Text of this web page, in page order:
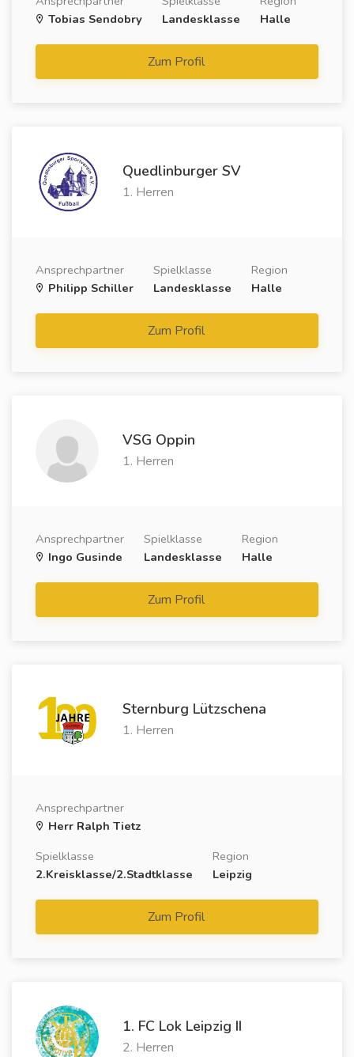
Tobias Sendobry
Landesklasse
Halle
Zum Profil
Quedlinburger SV
1. Herren
Ansprechpartner
Philipp Schiller
Spielklasse
Landesklasse
Region
Halle
Zum Profil
VSG Oppin
1. Herren
Ansprechpartner
Ingo Gusinde
Spielklasse
Landesklasse
Region
Halle
Zum Profil
Sternburg Lützschena
1. Herren
Ansprechpartner
Herr Ralph Tietz
Spielklasse
2.Kreisklasse/2.Stadtklasse
Region
Leipzig
Zum Profil
1. FC Lok Leipzig II
2. Herren